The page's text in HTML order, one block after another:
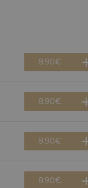
8.90€
8.90€
8.90€
8.90€